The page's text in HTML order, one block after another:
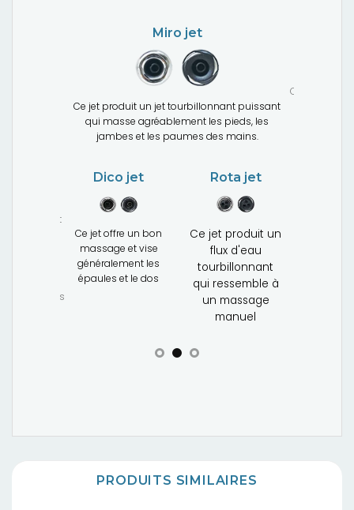
a un effet
et le dos
Miro jet
Ce jet produit un jet tourbillonnant puissant
qui masse agréablement les pieds, les
jambes et les paumes des mains.
Dico jet
Ce jet offre un bon
massage et vise
généralement les
épaules et le dos
Rota jet
Ce jet produit un
flux d'eau
tourbillonnant
qui ressemble à
un massage
manuel
Ce jet
PRODUITS SIMILAIRES